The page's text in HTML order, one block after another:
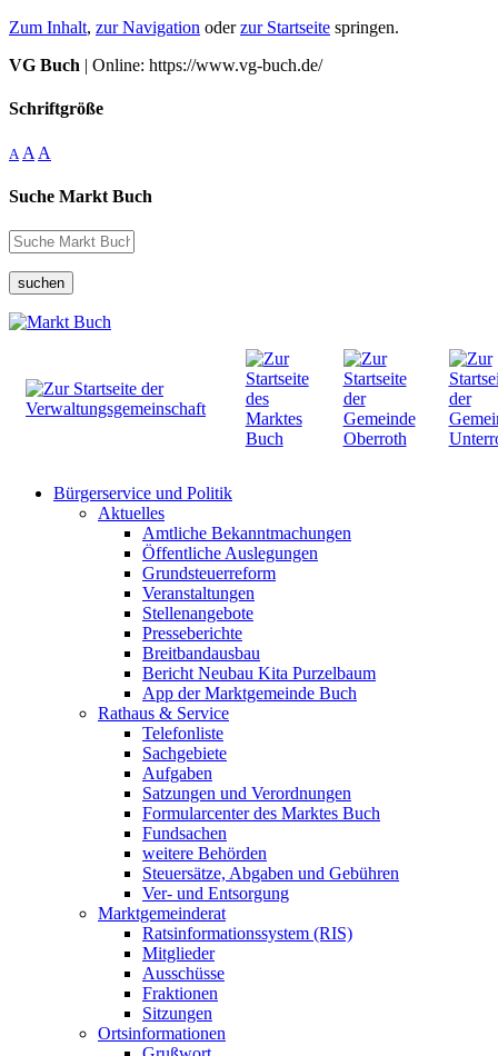
Zum Inhalt, zur Navigation oderzur Startseite springen.
VG Buch | Online: https://www.vg-buch.de/
Schriftgröße
A A A
Suche Markt Buch
suchen
Bürgerservice und Politik
Aktuelles
Amtliche Bekanntmachungen
Öffentliche Auslegungen
Grundsteuerreform
Veranstaltungen
Stellenangebote
Presseberichte
Breitbandausbau
Bericht Neubau Kita Purzelbaum
App der Marktgemeinde Buch
Rathaus & Service
Telefonliste
Sachgebiete
Aufgaben
Satzungen und Verordnungen
Formularcenter des Marktes Buch
Fundsachen
weitere Behörden
Steuersätze, Abgaben und Gebühren
Ver- und Entsorgung
Marktgemeinderat
Ratsinformationssystem (RIS)
Mitglieder
Ausschüsse
Fraktionen
Sitzungen
Ortsinformationen